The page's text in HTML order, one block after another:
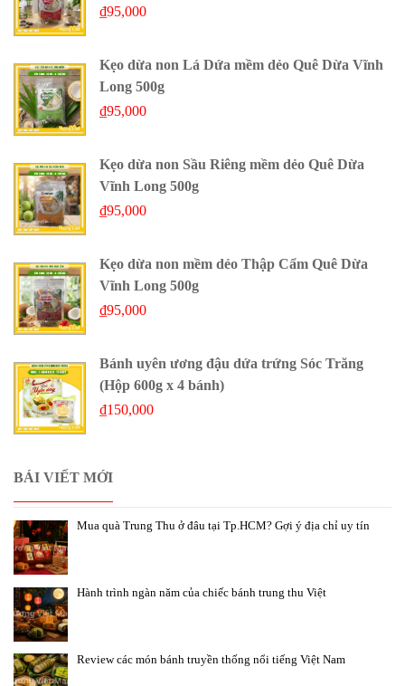
₫95,000
Kẹo dừa non Lá Dứa mềm dẻo Quê Dừa Vĩnh
Long 500g
₫95,000
Kẹo dừa non Sầu Riêng mềm dẻo Quê Dừa
Vĩnh Long 500g
₫95,000
Kẹo dừa non mềm dẻo Thập Cẩm Quê Dừa
Vĩnh Long 500g
₫95,000
Bánh uyên ương đậu dứa trứng Sóc Trăng
(Hộp 600g x 4 bánh)
₫150,000
BÁI VIẾT MỚI
Mua quà Trung Thu ở đâu tại Tp.HCM? Gợi ý địa chỉ uy tín
Hành trình ngàn năm của chiếc bánh trung thu Việt
Review các món bánh truyền thống nổi tiếng Việt Nam